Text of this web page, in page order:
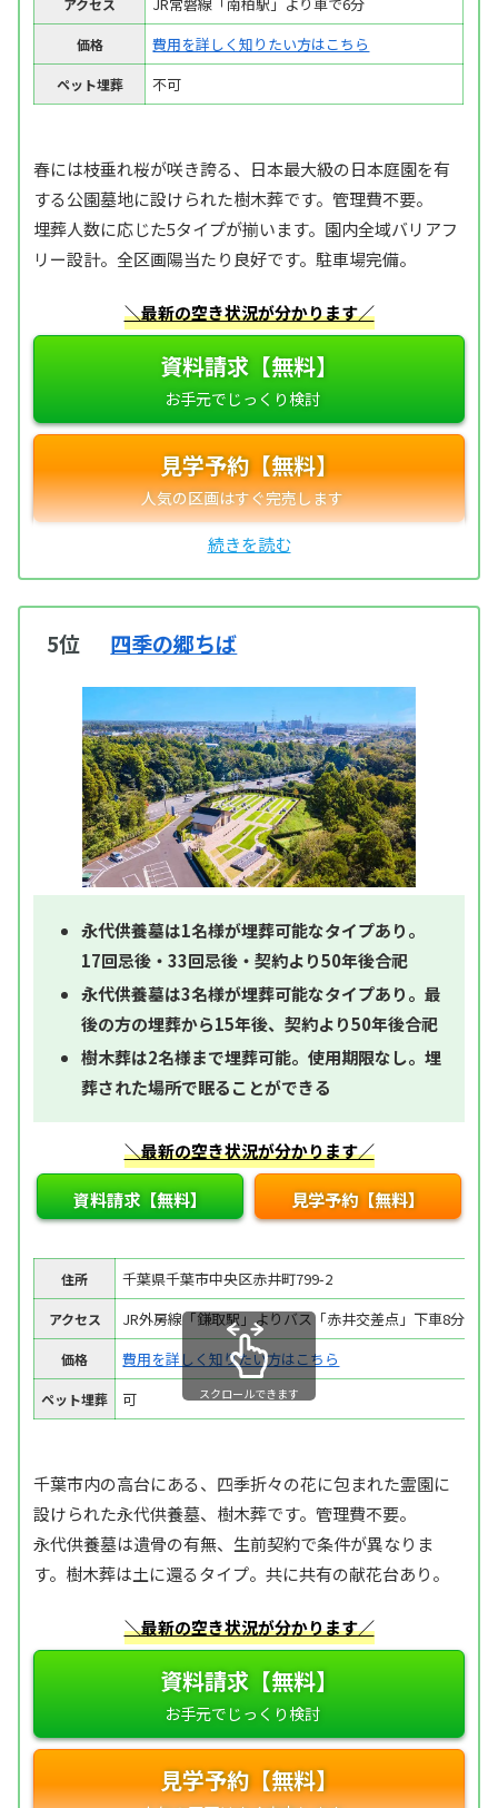
価格 費用を詳しく知りたい方はこちら
ペット埋葬 不可
春には枝垂れ桜が咲き誇る、日本最大級の日本庭園を有
する公園墓地に設けられた樹木葬です。管理費不要。
埋葬人数に応じた5タイプが揃います。園内全域バリアフ
リー設計。全区画陽当たり良好です。駐車場完備。
＼最新の空き状況が分かります／
資料請求【無料】
見学予約【無料】
5位 四季の郷ちば
永代供養墓は1名様が埋葬可能なタイプあり。
17回忌後・33回忌後・契約より50年後合祀
永代供養墓は3名様が埋葬可能なタイプあり。最
後の方の埋葬から15年後、契約より50年後合祀
樹木葬は2名様まで埋葬可能。使用期限なし。埋
葬された場所で眠ることができる
＼最新の空き状況が分かります／
資料請求【無料】 見学予約【無料】
住所 千葉県千葉市中央区赤井町799-2
アクセス JR外房線「鎌取駅」よりバス「赤井交差点」下車8分
価格 費用を詳しく知りたい方はこちら
ペット埋葬 可 スクロールできます
千葉市内の高台にある、四季折々の花に包まれた霊園に
設けられた永代供養墓、樹木葬です。管理費不要。
永代供養墓は遺骨の有無、生前契約で条件が異なりま
す。樹木葬は土に還るタイプ。共に共有の献花台あり。
＼最新の空き状況が分かります／
資料請求【無料】
見学予約【無料】